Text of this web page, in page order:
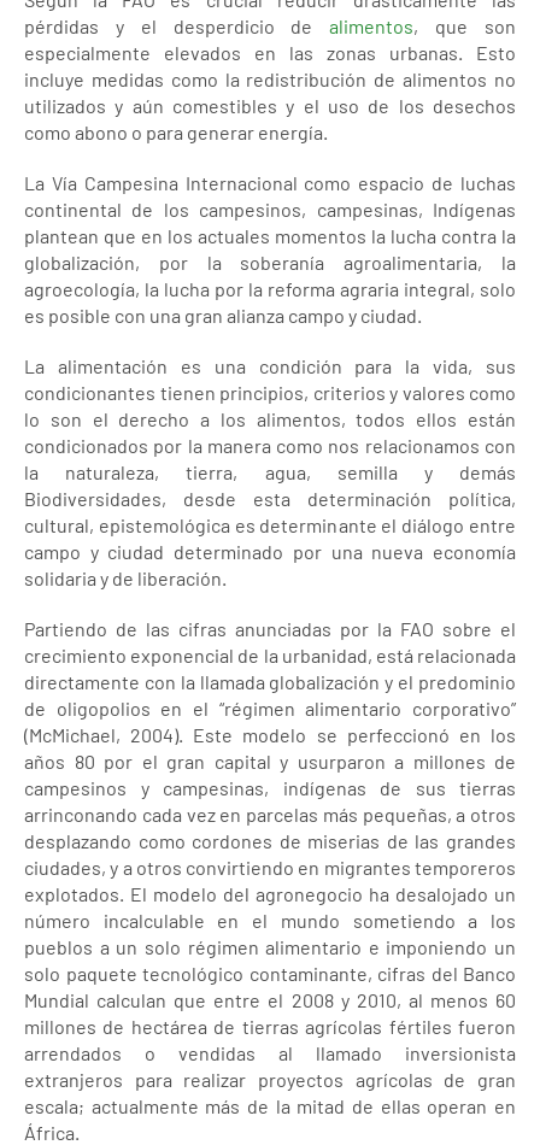
pérdidas y el desperdicio dealimentos, que son
especialmente elevados en las zonas urbanas. Esto
incluye medidas como la redistribución de alimentos no
utilizados y aún comestibles y el uso de los desechos
como abono o para generar energía.
La Vía Campesina Internacional como espacio de luchas
continental de los campesinos, campesinas, Indígenas
plantean que en los actuales momentos la lucha contra la
globalización, por la soberanía agroalimentaria, la
agroecología, la lucha por la reforma agraria integral, solo
es posible con una gran alianza campo y ciudad.
La alimentación es una condición para la vida, sus
condicionantes tienen principios, criterios y valores como
lo son el derecho a los alimentos, todos ellos están
condicionados por la manera como nos relacionamos con
la naturaleza, tierra, agua, semilla y demás
Biodiversidades, desde esta determinación política,
cultural, epistemológica es determinante el diálogo entre
campo y ciudad determinado por una nueva economía
solidaria y de liberación.
Partiendo de las cifras anunciadas por la FAO sobre el
crecimiento exponencial de la urbanidad, está relacionada
directamente con la llamada globalización y el predominio
de oligopolios en el “régimen alimentario corporativo”
(McMichael, 2004). Este modelo se perfeccionó en los
años 80 por el gran capital y usurparon a millones de
campesinos y campesinas, indígenas de sus tierras
arrinconando cada vez en parcelas más pequeñas, a otros
desplazando como cordones de miserias de las grandes
ciudades, y a otros convirtiendo en migrantes temporeros
explotados. El modelo del agronegocio ha desalojado un
número incalculable en el mundo sometiendo a los
pueblos a un solo régimen alimentario e imponiendo un
solo paquete tecnológico contaminante, cifras del Banco
Mundial calculan que entre el 2008 y 2010, al menos 60
millones de hectárea de tierras agrícolas fértiles fueron
arrendados o vendidas al llamado inversionista
extranjeros para realizar proyectos agrícolas de gran
escala; actualmente más de la mitad de ellas operan en
África.